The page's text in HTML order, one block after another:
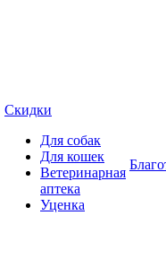
Скидки
Для собак
Для кошек
Ветеринарная
аптека
Уценка